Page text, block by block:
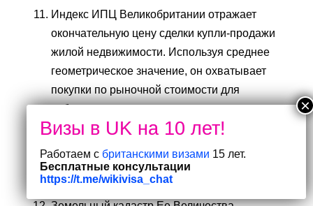
Индекс ИПЦ Великобритании отражает
окончательную цену сделки купли-продажи
жилой недвижимости. Используя среднее
геометрическое значение, он охватывает
покупки по рыночной стоимости для
собственного проживания и для сдачи в
аренду, за исключением покупок,
(например, повторной ипотеки), где «цена»
представляет собой оценку стоимости.
Работаем с британскими визами 15 лет.
Бесплатные консультации
https://t.me/wikivisa_chat